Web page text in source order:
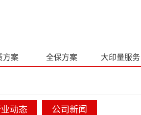
方案 全保方案 大印量服务
动态 公司新闻